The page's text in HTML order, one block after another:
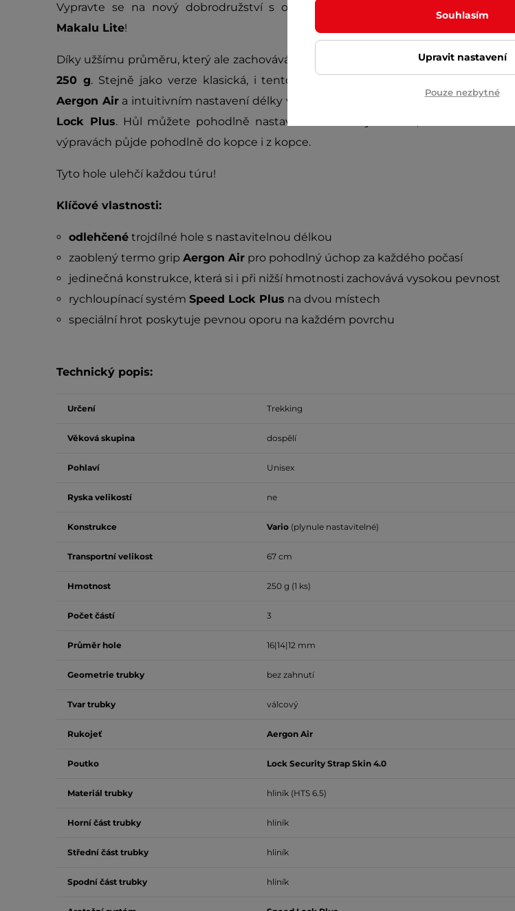
Vypravte se na nový dobrodružství s odlehčenou verzí legendárních holí
Makalu Lite!
Díky užšímu průměru, který ale zachovává vysokou pevnost konstrukce, váží hůl jen
250 g. Stejně jako verze klasická, i tento model oslní pohodlným termo gripem
Aergon Aira intuitivním nastavení délky v podobě rychloupínacího systémuSpeed
Lock Plus. Hůl můžete pohodlně nastavit až do délky 135 cm, takže se vám na
výpravách půjde pohodlně do kopce i z kopce.
Tyto hole ulehčí každou túru!
Klíčové vlastnosti:
odlehčenétrojdílné hole s nastavitelnou délkou
zaoblený termo grip Aergon Airpro pohodlný úchop za každého počasí
jedinečná konstrukce, která si i při nižší hmotnosti zachovává vysokou pevnost
rychloupínací systém Speed Lock Plus na dvou místech
speciální hrot poskytuje pevnou oporu na každém povrchu
Technický popis:
Určení Trekking
Věková skupina dospělí
Pohlaví Unisex
Ryska velikostí ne
Konstrukce Vario (plynule nastavitelné)
Transportní velikost 67 cm
Hmotnost 250 g (1 ks)
Počet částí 3
Průměr hole 16|14|12 mm
Geometrie trubky bez zahnutí
Tvar trubky válcový
Rukojeť Aergon Air
Poutko Lock Security Strap Skin 4.0
Materiál trubky hliník (HTS 6.5)
Horní část trubky hliník
Střední část trubky hliník
Spodní část trubky hliník
Souhlasím
Upravit nastavení
Pouze nezbytné